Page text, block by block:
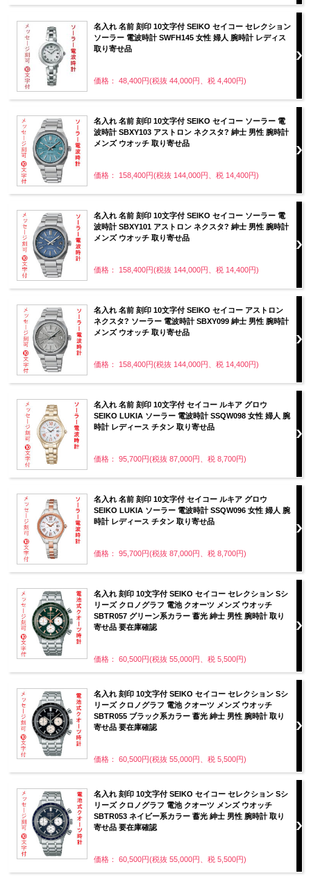
名入れ 名前 刻印 10文字付 SEIKO セイコー セレクション
ソーラー 電波時計 SWFH145 女性 婦人 腕時計 レディス
取り寄せ品
価格： 48,400円(税抜 44,000円、税 4,400円)
名入れ 名前 刻印 10文字付 SEIKO セイコー ソーラー 電
波時計 SBXY103 アストロン ネクスタ? 紳士 男性 腕時計
メンズ ウオッチ 取り寄せ品
価格： 158,400円(税抜 144,000円、税 14,400円)
名入れ 名前 刻印 10文字付 SEIKO セイコー ソーラー 電
波時計 SBXY101 アストロン ネクスタ? 紳士 男性 腕時計
メンズ ウオッチ 取り寄せ品
価格： 158,400円(税抜 144,000円、税 14,400円)
名入れ 名前 刻印 10文字付 SEIKO セイコー アストロン
ネクスタ? ソーラー 電波時計 SBXY099 紳士 男性 腕時計
メンズ ウオッチ 取り寄せ品
価格： 158,400円(税抜 144,000円、税 14,400円)
名入れ 名前 刻印 10文字付 セイコー ルキア グロウ
SEIKO LUKIA ソーラー 電波時計 SSQW098 女性 婦人 腕
時計 レディース チタン 取り寄せ品
価格： 95,700円(税抜 87,000円、税 8,700円)
名入れ 名前 刻印 10文字付 セイコー ルキア グロウ
SEIKO LUKIA ソーラー 電波時計 SSQW096 女性 婦人 腕
時計 レディース チタン 取り寄せ品
価格： 95,700円(税抜 87,000円、税 8,700円)
名入れ 刻印 10文字付 SEIKO セイコー セレクション Sシ
リーズ クロノグラフ 電池 クオーツ メンズ ウオッチ
SBTR057 グリーン系カラー 蓄光 紳士 男性 腕時計 取り
寄せ品 要在庫確認
価格： 60,500円(税抜 55,000円、税 5,500円)
名入れ 刻印 10文字付 SEIKO セイコー セレクション Sシ
リーズ クロノグラフ 電池 クオーツ メンズ ウオッチ
SBTR055 ブラック系カラー 蓄光 紳士 男性 腕時計 取り
寄せ品 要在庫確認
価格： 60,500円(税抜 55,000円、税 5,500円)
名入れ 刻印 10文字付 SEIKO セイコー セレクション Sシ
リーズ クロノグラフ 電池 クオーツ メンズ ウオッチ
SBTR053 ネイビー系カラー 蓄光 紳士 男性 腕時計 取り
寄せ品 要在庫確認
価格： 60,500円(税抜 55,000円、税 5,500円)